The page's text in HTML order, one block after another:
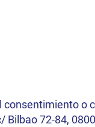
o
72-84,